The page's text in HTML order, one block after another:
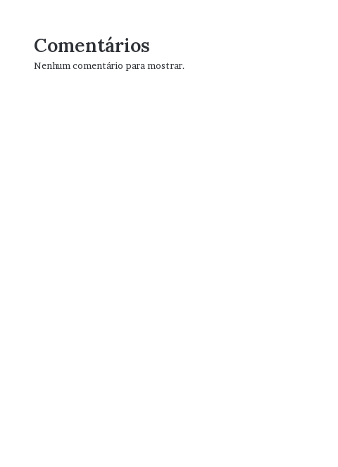
Comentários
Nenhum comentário para mostrar.